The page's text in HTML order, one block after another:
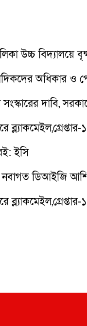
উচ্চ
অধিকার ও
দাবি,
১
ইসি
নবাগত ডিআইজি
১